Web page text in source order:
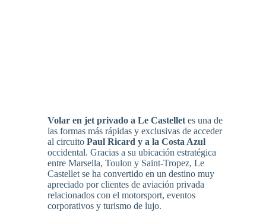
Volar en jet privado a Le Castellet es una de
las formas más rápidas y exclusivas de acceder
al circuito Paul Ricard y a la Costa Azul
occidental. Gracias a su ubicación estratégica
entre Marsella, Toulon y Saint-Tropez, Le
Castellet se ha convertido en un destino muy
apreciado por clientes de aviación privada
relacionados con el motorsport, eventos
corporativos y turismo de lujo.